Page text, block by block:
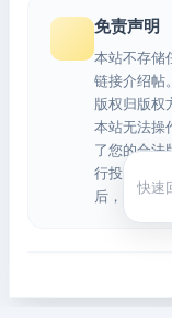
免责声明
本站不存储
链接介绍帖
版权归版权
本站无法操
了您的合法
行投诉，我
后，立即删
快